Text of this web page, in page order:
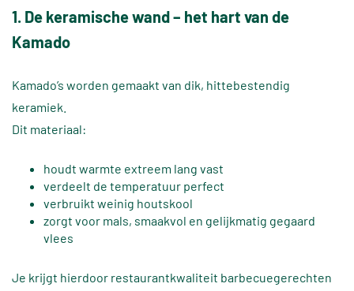
1. De keramische wand – het hart van de
Kamado
Kamado’s worden gemaakt van dik, hittebestendig
keramiek.
Dit materiaal:
houdt warmte extreem lang vast
verdeelt de temperatuur perfect
verbruikt weinig houtskool
zorgt voor mals, smaakvol en gelijkmatig gegaard
vlees
Je krijgt hierdoor restaurantkwaliteit barbecuegerechten